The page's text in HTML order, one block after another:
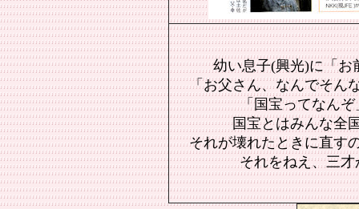
父子伝
幼い息子(興光)に「お
「お父さん、なんでそん
「国宝ってなん
国宝とはみんな全
それが壊れたときに直す
それをねえ、三
平成21年5